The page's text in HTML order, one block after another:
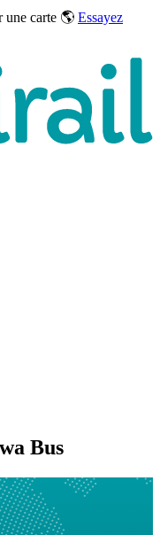
une carte 🌎 Essayez
Bus